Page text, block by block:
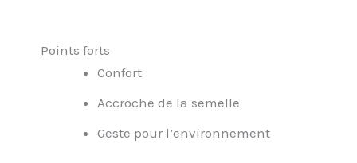
Points forts
Confort
Accroche de la semelle
Geste pour l’environnement